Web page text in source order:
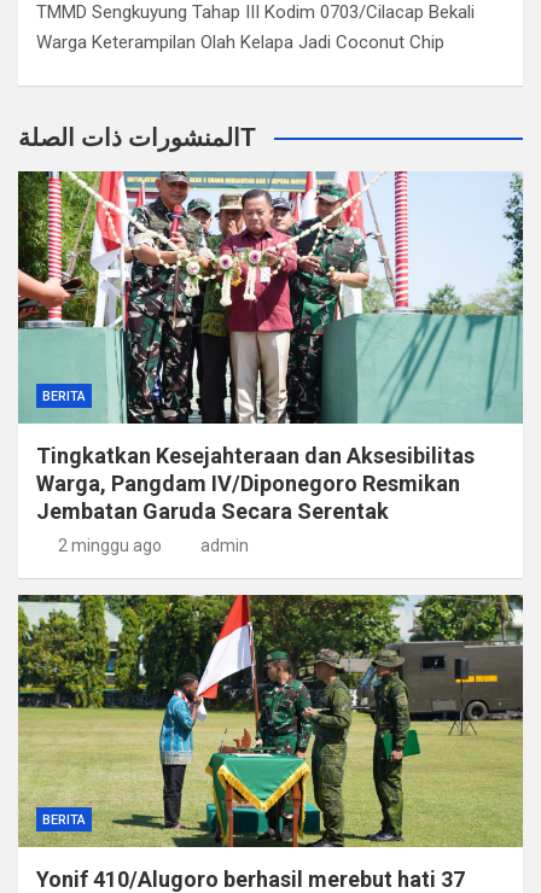
TMMD Sengkuyung Tahap III Kodim 0703/Cilacap Bekali
Warga Keterampilan Olah Kelapa Jadi Coconut Chip
المنشورات ذات الصلةT
BERITA
Tingkatkan Kesejahteraan dan Aksesibilitas
Warga, Pangdam IV/Diponegoro Resmikan
Jembatan Garuda Secara Serentak
2 minggu ago admin
BERITA
Yonif 410/Alugoro berhasil merebut hati 37